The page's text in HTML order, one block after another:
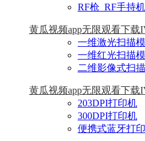
RF枪_RF手持机
黄瓜视频app无限观看下
一维激光扫描
一维红光扫描
二维影像式扫
黄瓜视频app无限观看下
203DPI打印机
300DPI打印机
便携式蓝牙打